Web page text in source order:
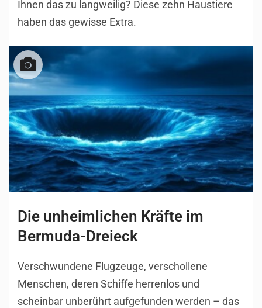
Ihnen das zu langweilig? Diese zehn Haustiere
haben das gewisse Extra.
Die unheimlichen Kräfte im
Bermuda-Dreieck
Verschwundene Flugzeuge, verschollene
Menschen, deren Schiffe herrenlos und
scheinbar unberührt aufgefunden werden – das